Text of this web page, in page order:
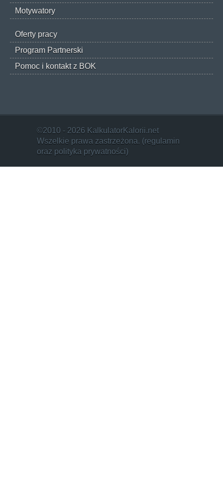
Motywatory
Oferty pracy
Program Partnerski
Pomoc i kontakt z BOK
©2010 - 2026 KalkulatorKalorii.net
Wszelkie prawa zastrzeżona. (regulamin
oraz polityka prywatności)